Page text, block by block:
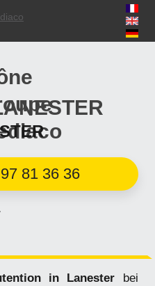
81 36 36
in Lanester bei